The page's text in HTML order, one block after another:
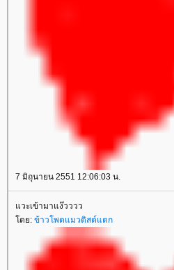
7 มิถุนายน 2551 12:06:03 น.
วะเข้ามาแง๊วววว
ดย: ข้าวโพดแมวติสต์แตก